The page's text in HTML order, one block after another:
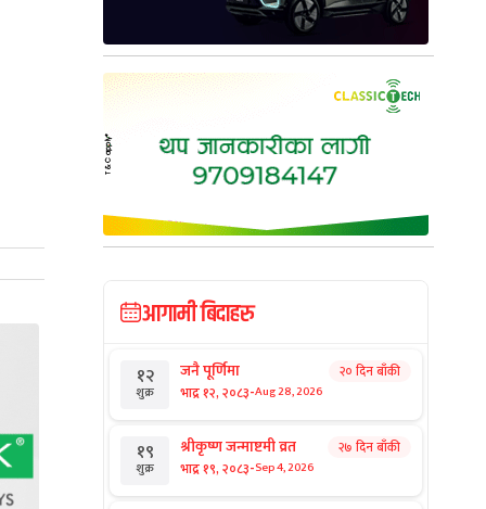
आगामी बिदाहरु
१२
शुक्र
जनै पूर्णिमा
भाद्र १२, २०८३-Aug 28, 2026
२० दिन बाँकी
१९
शुक्र
श्रीकृष्ण जन्माष्टमी व्रत
भाद्र १९, २०८३-Sep 4, 2026
२७ दिन बाँकी